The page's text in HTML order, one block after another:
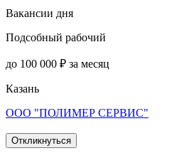
Вакансии дня
Подсобный рабочий
до 100 000 ₽ за месяц
Казань
ООО "ПОЛИМЕР СЕРВИС"
Откликнуться